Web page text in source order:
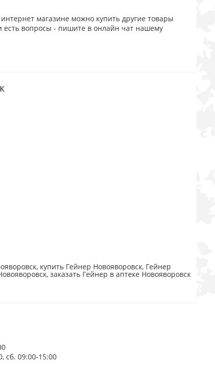
магазине можно купить другие товары
есть вопросы - пишите в онлайн чат нашему
купить Гейнер Новояворовск, Гейнер
заказать Гейнер в аптеке Новояворовск
сб. 09:00-15:00